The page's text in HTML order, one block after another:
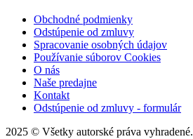
Obchodné podmienky
Odstúpenie od zmluvy
Spracovanie osobných údajov
Používanie súborov Cookies
O nás
Naše predajne
Kontakt
Odstúpenie od zmluvy - formulár
2025 © Všetky autorské práva vyhradené.